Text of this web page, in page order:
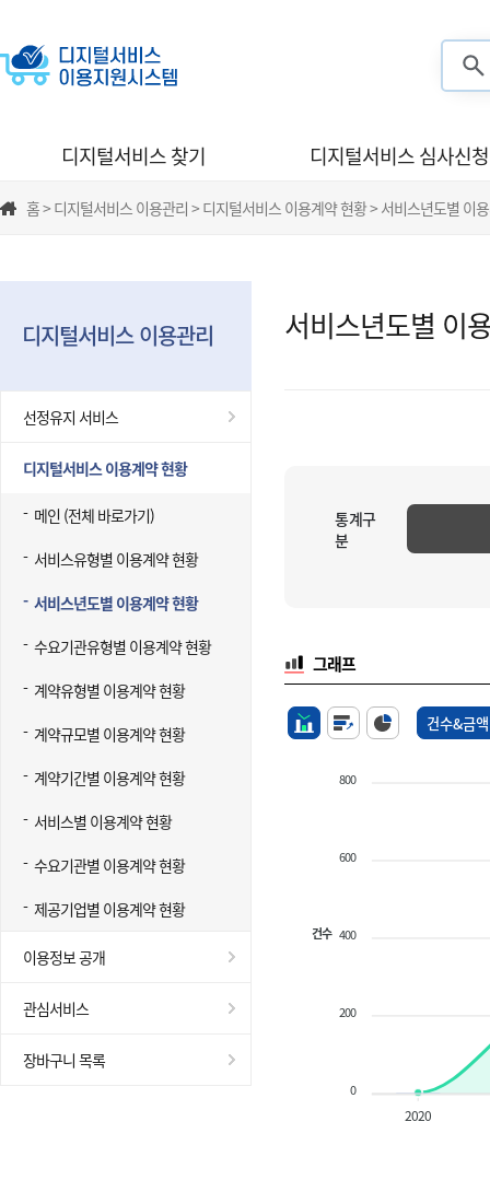
디지털서비스 찾기 디지털서비스 심사신청
홈 > 디지털서비스 이용관리 > 디지털서비스 이용계약 현황 > 서비스년도별 이
디지털서비스 이용관리
선정유지 서비스
디지털서비스 이용계약 현황
메인 (전체 바로가기)
서비스유형별 이용계약 현황
서비스년도별 이용계약 현황
수요기관유형별 이용계약 현황
계약유형별 이용계약 현황
계약규모별 이용계약 현황
계약기간별 이용계약 현황
서비스별 이용계약 현황
수요기관별 이용계약 현황
제공기업별 이용계약 현황
이용정보 공개
관심서비스
장바구니 목록
서비스년도별 이
통계구
분
그래프
건수&금액
800
600
400
200
0
건수
2020